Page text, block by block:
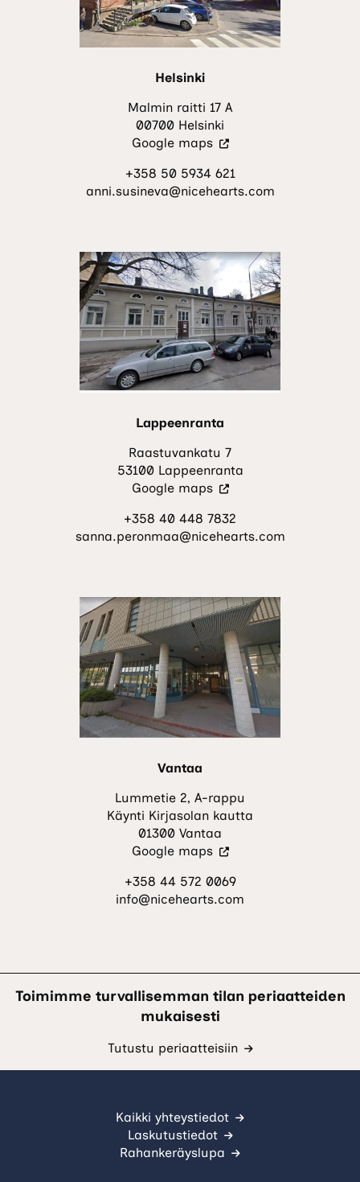
Helsinki
Malmin raitti 17 A
00700 Helsinki
Google maps(Vieraile
sivustolla.
Linkki
välilehteen.)
+358 50 5934 621
anni.susineva@nicehearts.com
Lappeenranta
Raastuvankatu 7
53100 Lappeenranta
Google maps(Vieraile
sivustolla.
Linkki
välilehteen.)
+358 40 448 7832
sanna.peronmaa@nicehearts.com
Vantaa
Lummetie 2, A-rappu
Käynti Kirjasolan kautta
01300 Vantaa
Google maps(Vieraile
sivustolla.
Linkki
+358 44 572 0069
info@nicehearts.com
Toimimme turvallisemman tilan periaatteiden
mukaisesti
Tutustu periaatteisiin
Kaikki yhteystiedot
Laskutustiedot
Rahankeräyslupa